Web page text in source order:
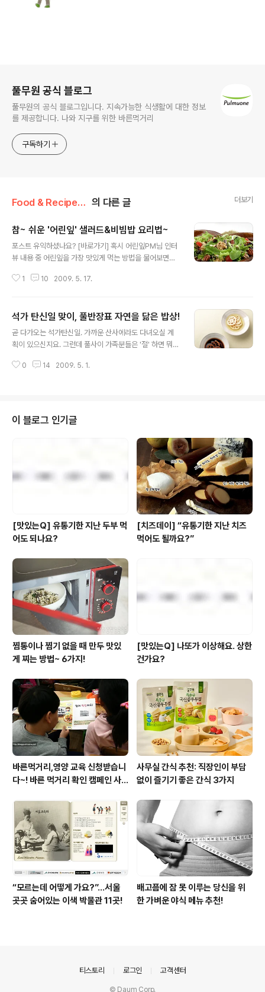
풀무원 공식 블로그
풀무원의 공식 블로그입니다. 지속가능한 식생활에 대한 정보
를 제공합니다. 나와 지구를 위한 바른먹거리
구독하기
Food & Recipe/건강 레시피 의 다른 글 더보기
참~ 쉬운 '어린잎' 샐러드&비빔밥 요리법~
포스트 유익하셨나요? [바로가기] 혹시 어린잎PM님 인터
뷰 내용 중 어린잎을 가장 맛있게 먹는 방법을 물어보면서
약속을 지키는 날입니다. 음하하하~ 이름하여 영양 가득
장) 어린잎PM님께서 우리 풀사이 식구들에게만 살짝 공개
하고 싶으시다며 저에게 특별히 보내주신 뜨끈뜨끈한 레시
피이지 말입니다. 자 그럼 지금부터 어린잎을 활용한 레시
모를 그 맛!) 1. 견과샐러드 (1인분 190kcal - 소스칼로리
1 10 2009. 5. 17.
석가 탄신일 맞이, 풀반장표 자연을 닮은 밥상!
곧 다가오는 석가탄신일. 가까운 산사에라도 다녀오실 계
획이 있으신지요. 그런데 풀사이 가족분들은 '절' 하면 뭐가
식'이 떠오르지 뭡니까. ㅋㅋ 혹시 사찰음식 드셔보셨나요?
슬로 푸드, 로하스적인 음식으로 꼽히죠. 인공적인 식품첨
가물도 절대 들어가지 않고 냄새나 자극성이 강한 재료도
들어가지 않는 데다가 주로 채소로 이뤄진 식단이고, 또 소
식들을 하시지요. 바로 이런 사찰음식을 만드는 재료에는
연근, 우엉, 버섯 등이 있는데요. 특히 이중에서도 연근은
식이섬유와 비타민C도 풍부할 뿐만..
0 14 2009. 5. 1.
이 블로그 인기글
[맛있는Q] 유통기한 지난 두부 먹
어도 되나요?
[치즈데이] “유통기한 지난 치즈
먹어도 될까요?”
찜통이나 찜기 없을 때 만두 맛있
게 찌는 방법~ 6가지!
[맛있는Q] 나또가 이상해요. 상한
건가요?
바른먹거리,영양 교육 신청받습니
다~! 바른 먹거리 확인 캠페인 사
사무실 간식 추천: 직장인이 부담
없이 즐기기 좋은 간식 3가지
“모르는데 어떻게 가요?”...서울
곳곳 숨어있는 이색 박물관 11곳!
배고픔에 잠 못 이루는 당신을 위
한 가벼운 야식 메뉴 추천!
티스토리 로그인 고객센터
© Daum Corp.